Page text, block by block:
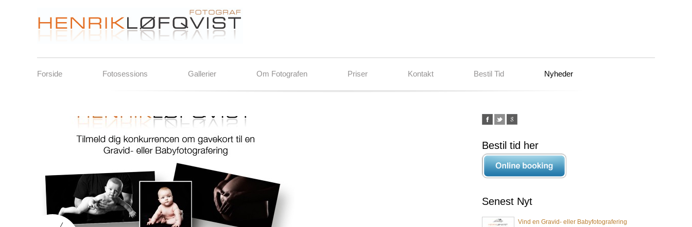
Forside Fotosessions Gallerier Om Fotografen Priser Kontakt Bestil Tid Nyheder
Bestil tid her
Senest Nyt
Vind en Gravid- eller Babyfotografering